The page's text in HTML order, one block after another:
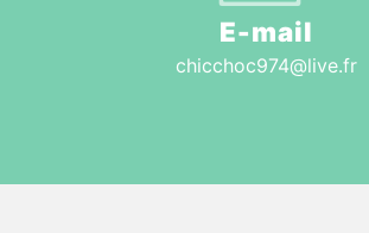
E-mail
chicchoc974@live.fr